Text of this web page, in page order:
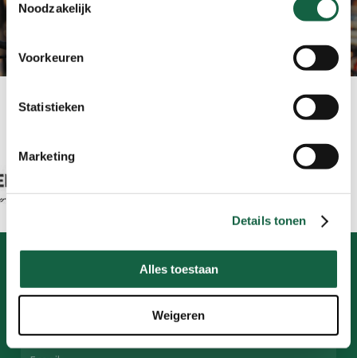
Noodzakelijk
Voorkeuren
Statistieken
Marketing
Details tonen
Alles toestaan
Weigeren
Sponsoren MH2D:
Schrijf je in voor de